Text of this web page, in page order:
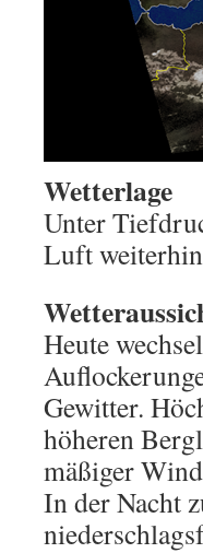
Wetterlage
Unter
Luft
Heute
Gewitter.
höheren
mäßiger
In der Nacht